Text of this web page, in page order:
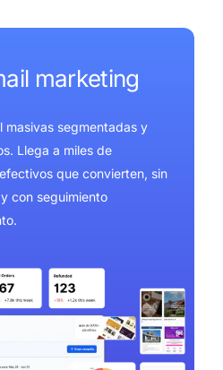
ail marketing
masivas segmentadas y
Llega a miles de
que convierten, sin
con seguimiento